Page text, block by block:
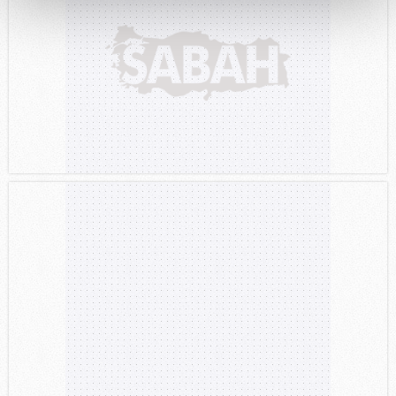
Her halükârda, kullanıcılar, bu çerezlere izin vermedikleri
takdirde, kullanıcılara hedefli reklamlar
gösterilmeyecektir."
Sizlere daha iyi bir hizmet sunabilmek için İnternet
Sitemizde kendimize ve üçüncü kişilere ait çerezler
kullanılmaktadır. Bu çerezler vasıtasıyla çeşitli kişisel
verileriniz işlenmekte olup gerekli olan çerezler bilgi
toplumu hizmetlerinin sunulması amacıyla
kullanılmaktadır. Diğer çerezler, sitemizin daha işlevsel
kılınması ve kişiselleştirilmesi ve sizlere yönelik
reklam/pazarlama faaliyetlerinin yapılması, amaçlarıyla
sınırlı olarak açık rızanız dahilinde kullanılacaktır.
Çerezlere ilişkin tercihlerinizi aşağıda yer alan panel
vasıtasıyla belirleyebilirsiniz. Çerezlere ilişkin detaylı bilgi
için Ayarlar butonuna tıklayabilir, Çerez Bilgilendirme
Metnimiziziyaret edebilirsiniz.